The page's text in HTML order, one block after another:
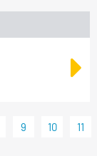
9 10 11